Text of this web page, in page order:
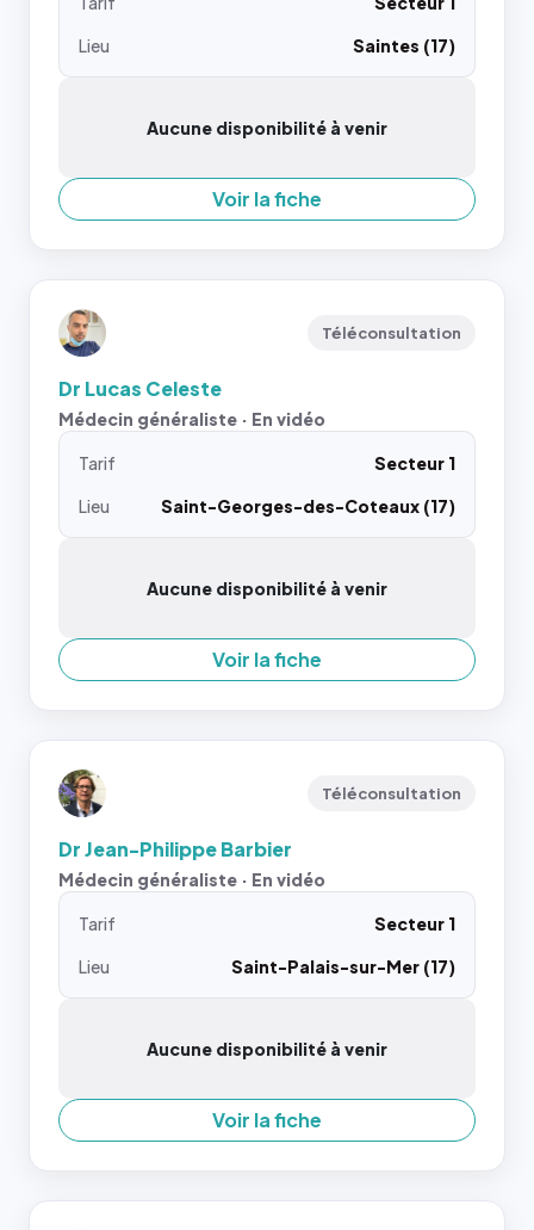
Lieu
Saintes (17)
Aucune disponibilité à venir
Voir la fiche
Téléconsultation
Dr Lucas Celeste
Médecin généraliste · En vidéo
Tarif
Secteur 1
Lieu
Saint-Georges-des-Coteaux (17)
Aucune disponibilité à venir
Voir la fiche
Téléconsultation
Dr Jean-Philippe Barbier
Médecin généraliste · En vidéo
Tarif
Secteur 1
Lieu
Saint-Palais-sur-Mer (17)
Aucune disponibilité à venir
Voir la fiche